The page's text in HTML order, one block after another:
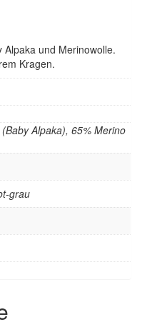
und Merinowolle.
Kragen.
Alpaka), 65% Merino
grau